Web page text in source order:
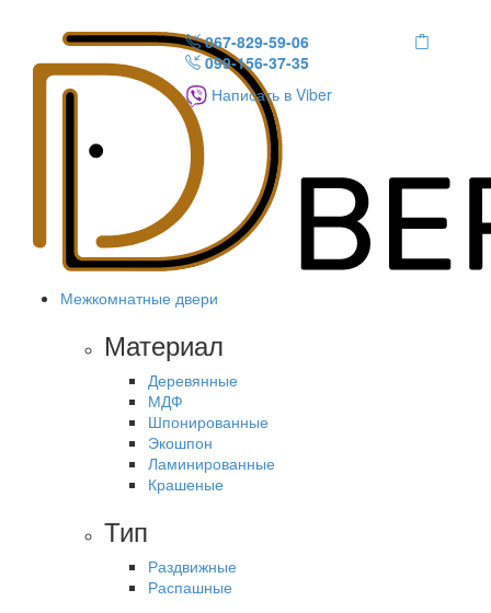
067-829-59-06
099-156-37-35
Написать в Viber
Межкомнатные двери
Материал
Деревянные
МДФ
Шпонированные
Экошпон
Ламинированные
Крашеные
Тип
Раздвижные
Распашные